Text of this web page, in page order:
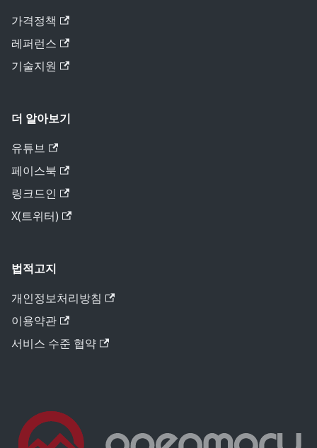
가격정책
레퍼런스
기술지원
더 알아보기
유튜브
페이스북
링크드인
X(트위터)
법적고지
개인정보처리방침
이용약관
서비스 수준 협약